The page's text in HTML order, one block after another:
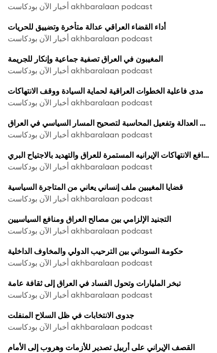
أخبار الآن بودكاست akhbaralaan podcast
أداء القضاء العراقي عدالة متأخرة وتضييق للحريات
أخبار الآن بودكاست akhbaralaan podcast
المغيبون في العراق تصفية جماعية وإنكار للجريمة
أخبار الآن بودكاست akhbaralaan podcast
مدى فاعلية الخطوات العراقية لحماية السيادة ووقف الانتهاكات
أخبار الآن بودكاست akhbaralaan podcast
تحقيق العدالة وتفعيل المحاسبة لتصحيح المسار السياسي في العراق
أخبار الآن بودكاست akhbaralaan podcast
دوافع الانتهاكات الإيرانيه المستمرة للعراق والتهديد بالاجتياح البري
أخبار الآن بودكاست akhbaralaan podcast
قضايا المغيبين ملف إنساني يعاني من المتاجرة السياسية
أخبار الآن بودكاست akhbaralaan podcast
التجنيد الإلزامي بين مصالح العراق ومنافع السياسيين
أخبار الآن بودكاست akhbaralaan podcast
حكومة السوداني بين الترحيب الدولي والمخاوف الداخلية
أخبار الآن بودكاست akhbaralaan podcast
تبخر المليارات وتحول الفساد في العراق إلى ثقافة عامة
أخبار الآن بودكاست akhbaralaan podcast
جدوى الانتخابات في ظل السلاح المنفلت
أخبار الآن بودكاست akhbaralaan podcast
القصف الإيراني على أربيل تصدير للأزمات وهروب إلى الأمام